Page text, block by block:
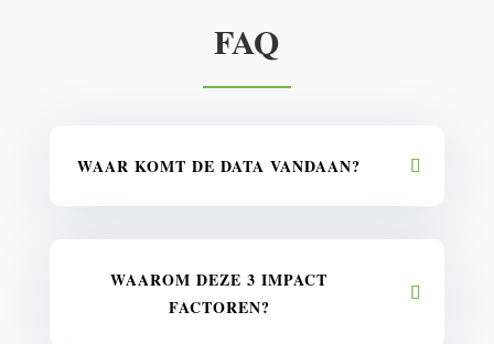
FAQ
WAAR KOMT DE DATA VANDAAN?
WAAROM DEZE 3 IMPACT
FACTOREN?